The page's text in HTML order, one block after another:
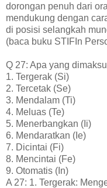
dorongan penuh dari
mendukung dengan
di posisi selangkah
(baca buku STIFIn
Q 27: Apa yang
1. Tergerak (Si)
2. Tercetak (Se)
3. Mendalam (Ti)
4. Meluas (Te)
5. Menerbangkan (Ii)
6. Mendaratkan (Ie)
7. Dicintai (Fi)
8. Mencintai (Fe)
9. Otomatis (In)
A 27: 1. Tergerak: